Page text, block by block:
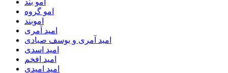
امو گروه
اموبند
امید آمری
امید آمری و یوسف صیادی
امید اسدی
امید افخم
امید امیدی